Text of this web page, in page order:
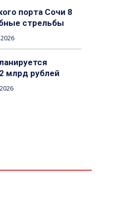
порта Сочи 8
стрельбы
млрд рублей